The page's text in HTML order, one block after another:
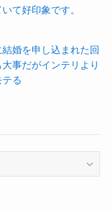
て好印象です。
婚を申し込まれた回
事だがインテリより
る